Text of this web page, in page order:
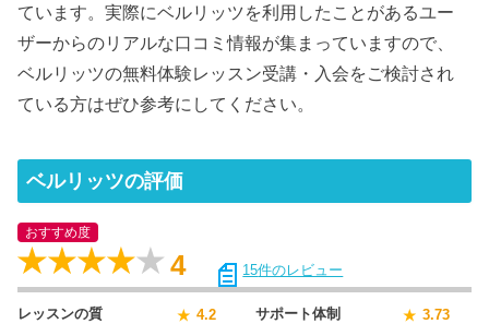
ています。実際にベルリッツを利用したことがあるユー
ザーからのリアルな口コミ情報が集まっていますので、
ベルリッツの無料体験レッスン受講・入会をご検討され
ている方はぜひ参考にしてください。
ベルリッツの評価
おすすめ度
4 15件のレビュー
レッスンの質 4.2 サポート体制
3.73